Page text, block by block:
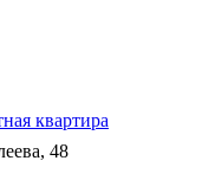
квартира
48